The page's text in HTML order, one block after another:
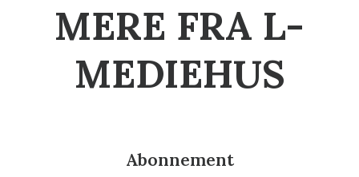
MERE FRA L-
MEDIEHUS
Abonnement